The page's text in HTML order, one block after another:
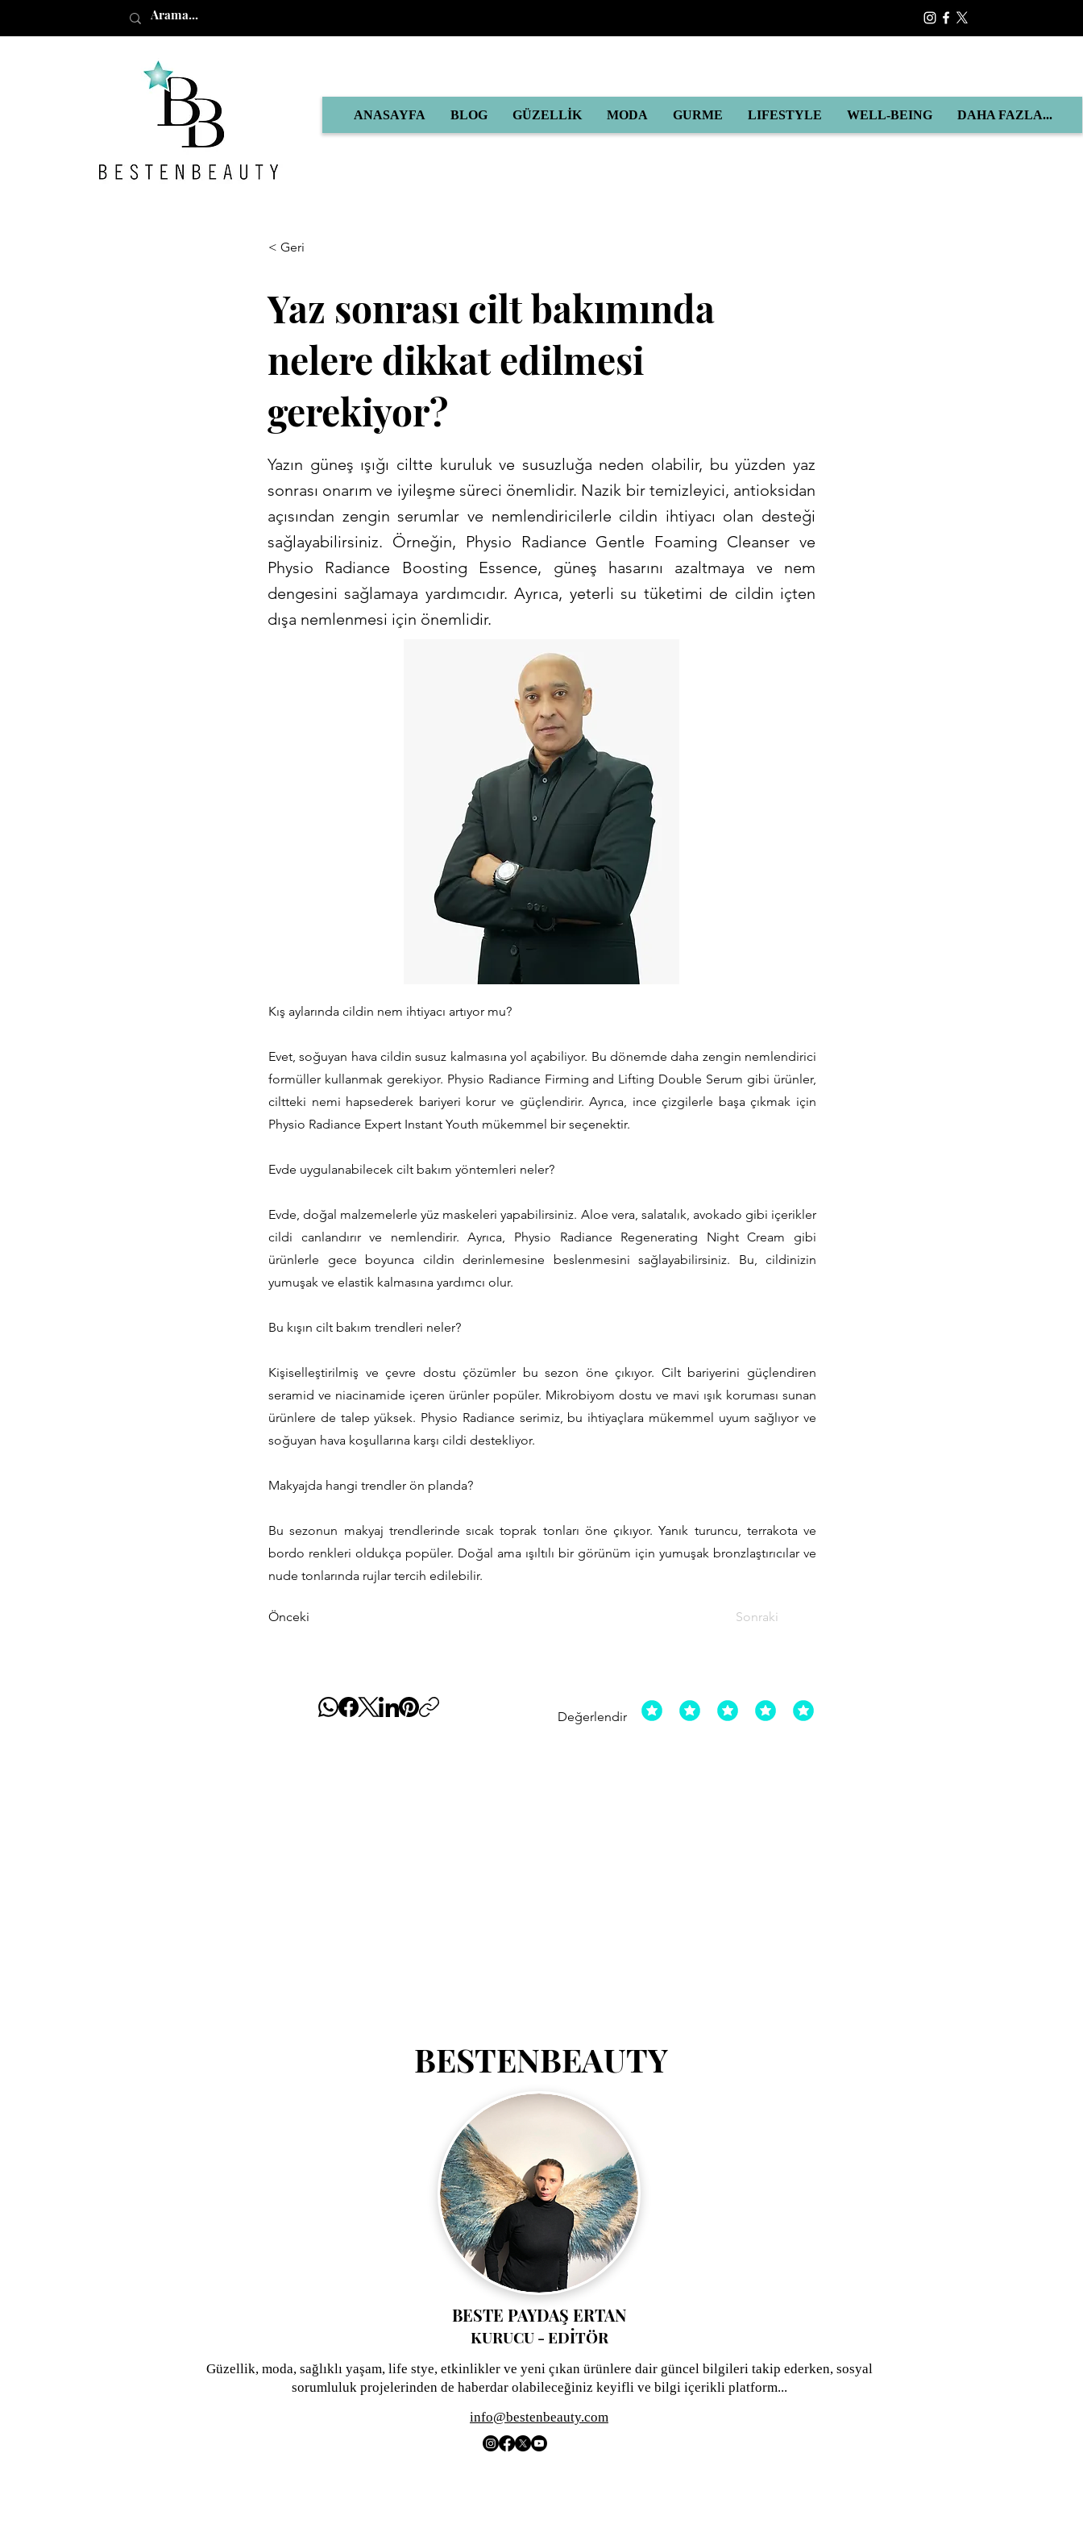
ANASAYFA BLOG GÜZELLİK MODA GURME LIFESTYLE WELL-BEING DAHA FAZLA...
< Geri
Yaz sonrası cilt bakımında
nelere dikkat edilmesi
gerekiyor?
Yazın güneş ışığı ciltte kuruluk ve susuzluğa neden olabilir, bu yüzden yaz
sonrası onarım ve iyileşme süreci önemlidir. Nazik bir temizleyici, antioksidan
açısından zengin serumlar ve nemlendiricilerle cildin ihtiyacı olan desteği
sağlayabilirsiniz. Örneğin, Physio Radiance Gentle Foaming Cleanser ve
Physio Radiance Boosting Essence, güneş hasarını azaltmaya ve nem
dengesini sağlamaya yardımcıdır. Ayrıca, yeterli su tüketimi de cildin içten
dışa nemlenmesi için önemlidir.
Kış aylarında cildin nem ihtiyacı artıyor mu?
Evet, soğuyan hava cildin susuz kalmasına yol açabiliyor. Bu dönemde daha zengin nemlendirici
formüller kullanmak gerekiyor. Physio Radiance Firming and Lifting Double Serum gibi ürünler,
ciltteki nemi hapsederek bariyeri korur ve güçlendirir. Ayrıca, ince çizgilerle başa çıkmak için
Physio Radiance Expert Instant Youth mükemmel bir seçenektir.
Evde uygulanabilecek cilt bakım yöntemleri neler?
Evde, doğal malzemelerle yüz maskeleri yapabilirsiniz. Aloe vera, salatalık, avokado gibi içerikler
cildi canlandırır ve nemlendirir. Ayrıca, Physio Radiance Regenerating Night Cream gibi
ürünlerle gece boyunca cildin derinlemesine beslenmesini sağlayabilirsiniz. Bu, cildinizin
yumuşak ve elastik kalmasına yardımcı olur.
Bu kışın cilt bakım trendleri neler?
Kişiselleştirilmiş ve çevre dostu çözümler bu sezon öne çıkıyor. Cilt bariyerini güçlendiren
seramid ve niacinamide içeren ürünler popüler. Mikrobiyom dostu ve mavi ışık koruması sunan
ürünlere de talep yüksek. Physio Radiance serimiz, bu ihtiyaçlara mükemmel uyum sağlıyor ve
soğuyan hava koşullarına karşı cildi destekliyor.
Makyajda hangi trendler ön planda?
Bu sezonun makyaj trendlerinde sıcak toprak tonları öne çıkıyor. Yanık turuncu, terrakota ve
bordo renkleri oldukça popüler. Doğal ama ışıltılı bir görünüm için yumuşak bronzlaştırıcılar ve
nude tonlarında rujlar tercih edilebilir.
Önceki Sonraki
Değerlendir
BESTENBEAUTY
BESTE PAYDAŞ ERTAN
KURUCU - EDİTÖR
​Güzellik, moda, sağlıklı yaşam, life stye, etkinlikler ve yeni çıkan ürünlere dair güncel bilgileri takip ederken, sosyal
sorumluluk projelerinden de haberdar olabileceğiniz keyifli ve bilgi içerikli platform...
info@bestenbeauty.com